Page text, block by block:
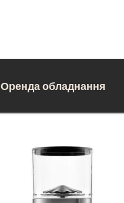
Оренда обладнання